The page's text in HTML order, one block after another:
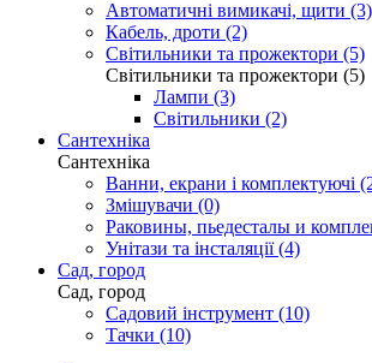
Автоматичні вимикачі, щити (3)
Кабель, дроти (2)
Світильники та прожектори (5)
Світильники та прожектори (5)
Лампи (3)
Світильники (2)
Сантехніка
Сантехніка
Ванни, екрани і комплектуючі
Змішувачи (0)
Раковины, пьедесталы и
Унітази та інсталяції (4)
Сад, город
Сад, город
Садовий інструмент (10)
Тачки (10)